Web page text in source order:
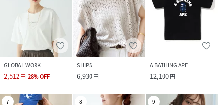
GLOBAL WORK
2,512円 28%OFF
SHIPS
6,930円
A BATHING APE
12,100円
7 8 9